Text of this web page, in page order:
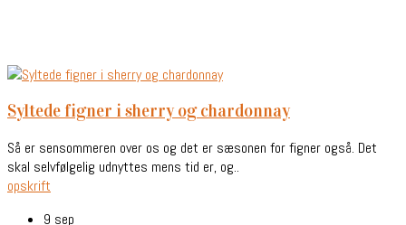
syltede figner i sherry og chardonnay
Så er sensommeren over os og det er sæsonen for figner også. Det
skal selvfølgelig udnyttes mens tid er, og..
opskrift
9 sep